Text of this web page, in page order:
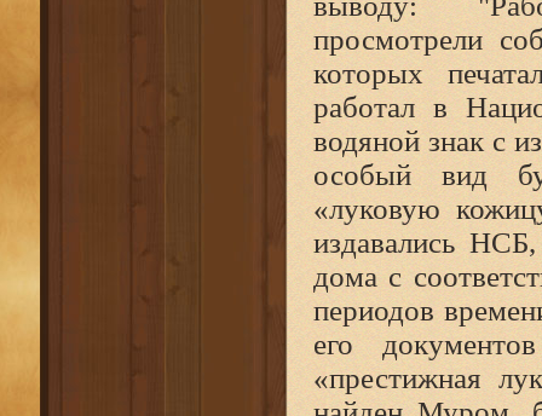
просмотрели
которых
работал в
водяной знак с
особый вид
«луковую
издавались
дома с
периодов
его
«престижная